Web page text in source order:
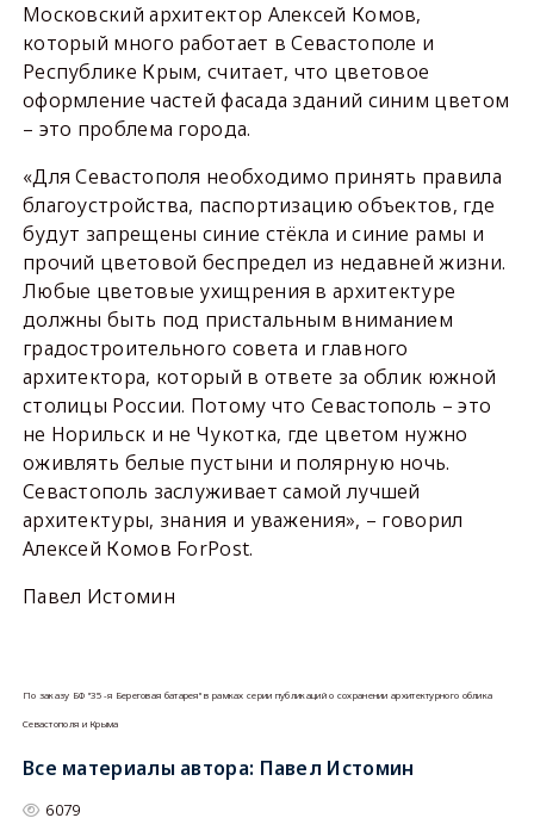
Московский архитектор Алексей Комов,
который много работает в Севастополе и
Республике Крым, считает, что цветовое
оформление частей фасада зданий синим цветом
– это проблема города.
«Для Севастополя необходимо принять правила
благоустройства, паспортизацию объектов, где
будут запрещены синие стёкла и синие рамы и
прочий цветовой беспредел из недавней жизни.
Любые цветовые ухищрения в архитектуре
должны быть под пристальным вниманием
градостроительного совета и главного
архитектора, который в ответе за облик южной
столицы России. Потому что Севастополь – это
не Норильск и не Чукотка, где цветом нужно
оживлять белые пустыни и полярную ночь.
Севастополь заслуживает самой лучшей
архитектуры, знания и уважения», – говорил
Алексей Комов ForPost.
Павел Истомин
По заказу БФ "35-я Береговая батарея" в рамках серии публикаций о сохранении архитектурного облика
Севастополя и Крыма
Все материалы автора: Павел Истомин
6079